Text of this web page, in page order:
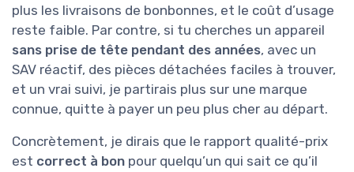
plus les livraisons de bonbonnes, et le coût d’usage
reste faible. Par contre, si tu cherches un appareil
sans prise de tête pendant des années, avec un
SAV réactif, des pièces détachées faciles à trouver,
et un vrai suivi, je partirais plus sur une marque
connue, quitte à payer un peu plus cher au départ.
Concrètement, je dirais que le rapport qualité-prix
est correct à bon pour quelqu’un qui sait ce qu’il